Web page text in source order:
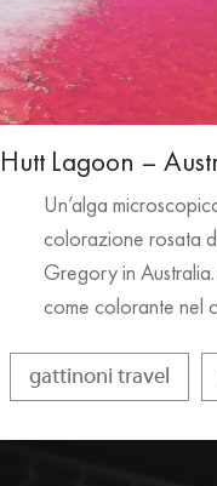
Hutt Lagoon –
Un’alga
colorazione rosata
Gregory in
come colorante nel
gattinoni travel